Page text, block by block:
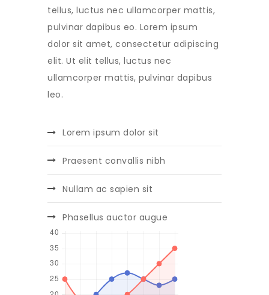
tellus, luctus nec ullamcorper mattis,
pulvinar dapibus eo. Lorem ipsum
dolor sit amet, consectetur adipiscing
elit. Ut elit tellus, luctus nec
ullamcorper mattis, pulvinar dapibus
leo.
Lorem ipsum dolor sit
Praesent convallis nibh
Nullam ac sapien sit
Phasellus auctor augue